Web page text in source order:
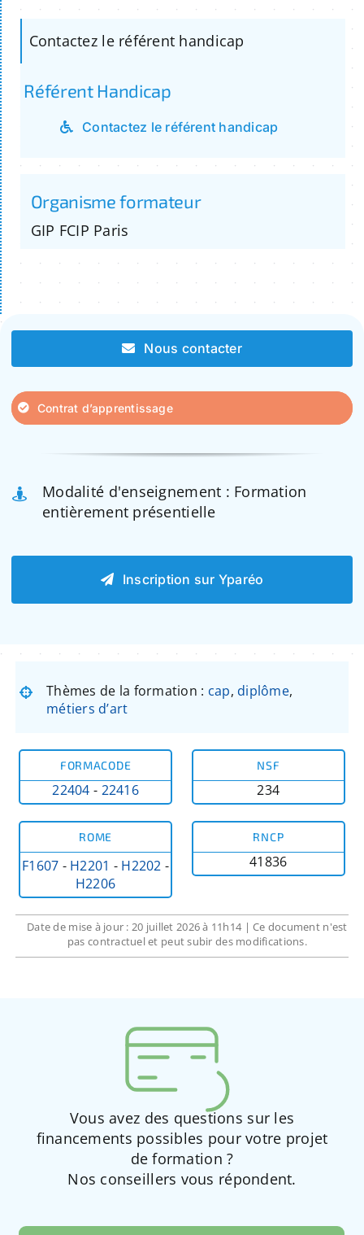
Contactez le référent handicap
Référent Handicap
Contactez le référent handicap
Organisme formateur
GIP FCIP Paris
Nous contacter
Contrat d’apprentissage
Modalité d'enseignement : Formation
entièrement présentielle
Inscription sur Yparéo
Thèmes de la formation : cap, diplôme,
métiers d’art
FORMACODE
22404 - 22416
NSF
234
RNCP
41836
ROME
F1607 - H2201 - H2202 -
H2206
Date de mise à jour : 20 juillet 2026 à 11h14 | Ce document n'est
pas contractuel et peut subir des modifications.
Vous avez des questions sur les
financements possibles pour votre projet
de formation ?
Nos conseillers vous répondent.